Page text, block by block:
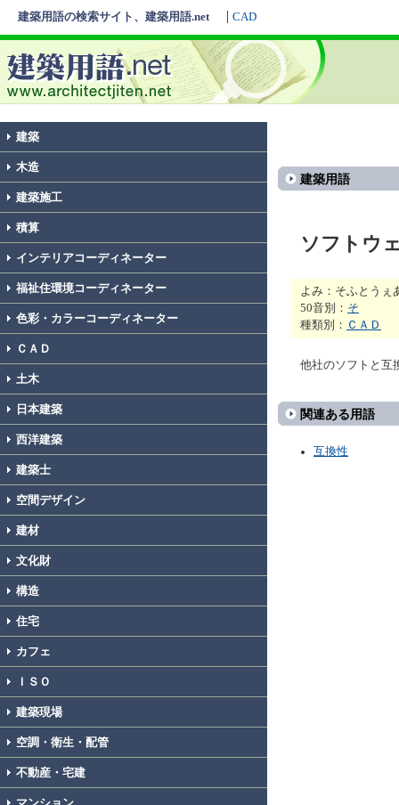
建築用語の検索サイト、建築用語.net CAD
建築
木造
建築施工
積算
インテリアコーディネーター
福祉住環境コーディネーター
色彩・カラーコーディネーター
ＣＡＤ
土木
日本建築
西洋建築
建築士
空間デザイン
建材
文化財
構造
住宅
カフェ
ＩＳＯ
建築現場
空調・衛生・配管
不動産・宅建
建築用語
ソフトウ
よみ：そふとうぇ
50音別： そ
種類別： ＣＡＤ
他社のソフトと互
関連ある用語
互換性